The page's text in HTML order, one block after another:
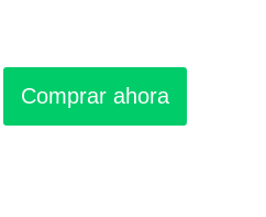
Comprar ahora